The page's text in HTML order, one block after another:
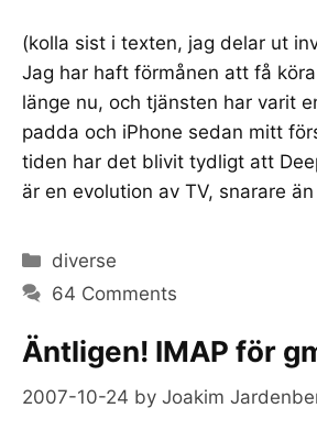
(kolla sist i texten, jag delar ut
Jag har haft förmånen att få
länge nu, och tjänsten har varit
padda och iPhone sedan mitt
tiden har det blivit tydligt att
är en evolution av TV, snarare
Categories
diverse
64 Comments
Äntligen! IMAP för
2007-10-24 by Joakim